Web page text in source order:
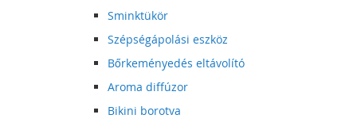
Sminktükör
Szépségápolási eszköz
Bőrkeményedés eltávolító
Aroma diffúzor
Bikini borotva